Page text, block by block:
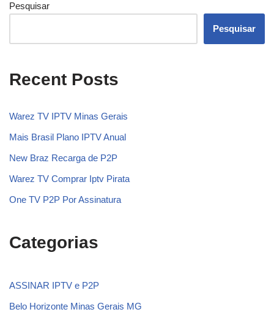
Pesquisar
Pesquisar
Recent Posts
Warez TV IPTV Minas Gerais
Mais Brasil Plano IPTV Anual
New Braz Recarga de P2P
Warez TV Comprar Iptv Pirata
One TV P2P Por Assinatura
Categorias
ASSINAR IPTV e P2P
Belo Horizonte Minas Gerais MG